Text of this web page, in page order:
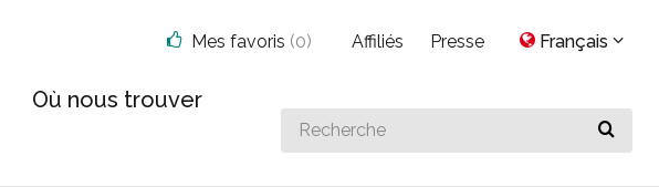
Où nous trouver
Search
for
Mes favoris (0) Affiliés Presse Français